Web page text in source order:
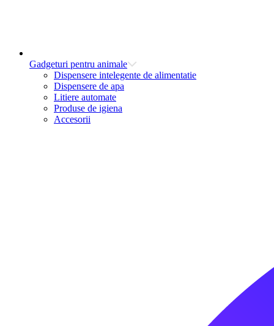
Gadgeturi pentru animale
Dispensere intelegente de alimentatie
Dispensere de apa
Litiere automate
Produse de igiena
Accesorii